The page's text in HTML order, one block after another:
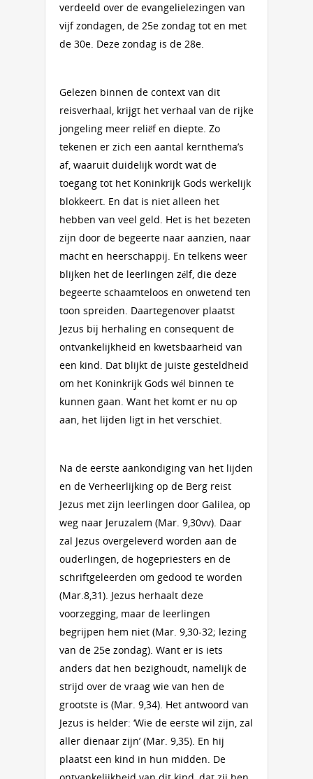
verdeeld over de evangelielezingen van
vijf zondagen, de 25e zondag tot en met
de 30e. Deze zondag is de 28e.
Gelezen binnen de context van dit
reisverhaal, krijgt het verhaal van de rijke
jongeling meer reliëf en diepte. Zo
tekenen er zich een aantal kernthema’s
af, waaruit duidelijk wordt wat de
toegang tot het Koninkrijk Gods werkelijk
blokkeert. En dat is niet alleen het
hebben van veel geld. Het is het bezeten
zijn door de begeerte naar aanzien, naar
macht en heerschappij. En telkens weer
blijken het de leerlingen zélf, die deze
begeerte schaamteloos en onwetend ten
toon spreiden. Daartegenover plaatst
Jezus bij herhaling en consequent de
ontvankelijkheid en kwetsbaarheid van
een kind. Dat blijkt de juiste gesteldheid
om het Koninkrijk Gods wél binnen te
kunnen gaan. Want het komt er nu op
aan, het lijden ligt in het verschiet.
Na de eerste aankondiging van het lijden
en de Verheerlijking op de Berg reist
Jezus met zijn leerlingen door Galilea, op
weg naar Jeruzalem (Mar. 9,30vv). Daar
zal Jezus overgeleverd worden aan de
ouderlingen, de hogepriesters en de
schriftgeleerden om gedood te worden
(Mar.8,31). Jezus herhaalt deze
voorzegging, maar de leerlingen
begrijpen hem niet (Mar. 9,30-32; lezing
van de 25e zondag). Want er is iets
anders dat hen bezighoudt, namelijk de
strijd over de vraag wie van hen de
grootste is (Mar. 9,34). Het antwoord van
Jezus is helder: ‘Wie de eerste wil zijn, zal
aller dienaar zijn’ (Mar. 9,35). En hij
plaatst een kind in hun midden. De